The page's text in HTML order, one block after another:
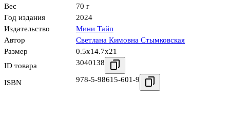
Вес
70 г
Год издания
2024
Издательство
Мини Тайп
Автор
Светлана Кимовна Стымковская
Размер
0.5x14.7x21
ID товара
3040138
ISBN 978-5-98615-601-9